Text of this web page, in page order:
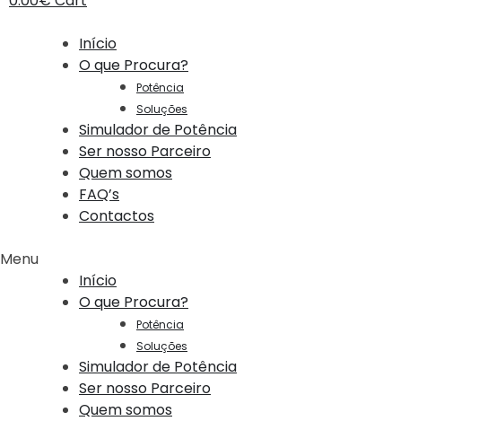
Início
O que Procura?
Potência
Soluções
Simulador de Potência
Ser nosso Parceiro
Quem somos
FAQ’s
Contactos
Menu
Início
O que Procura?
Potência
Soluções
Simulador de Potência
Ser nosso Parceiro
Quem somos